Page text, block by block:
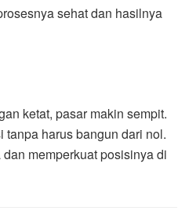
sehat dan hasilnya
ketat, pasar makin sempit.
tanpa harus bangun dari nol.
memperkuat posisinya di